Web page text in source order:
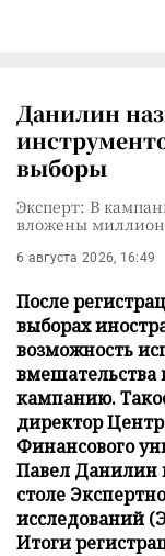
Данилин
выборы
Эксперт: В
вложены
6 августа 2026, 16:49
После
выборах
возможность
вмешательства
кампанию.
директор
Финансового
Павел Данилин
столе
исследований
Итоги